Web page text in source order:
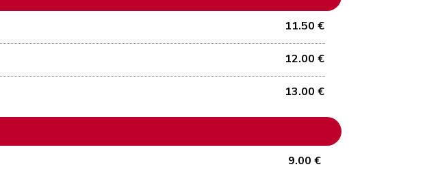
11.50 €
12.00 €
13.00 €
9.00 €